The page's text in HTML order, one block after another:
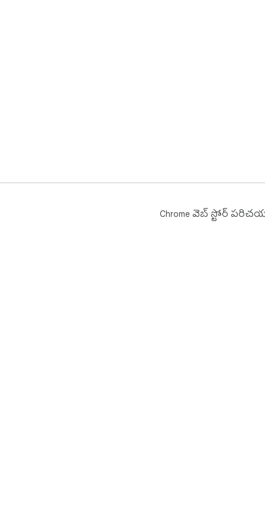
Chrome వెబ్ స్టోర్